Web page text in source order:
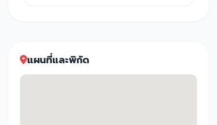
แผนที่และพิกัด